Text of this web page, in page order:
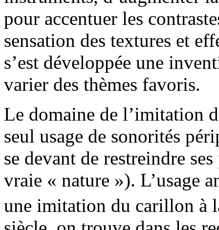
pour accentuer les
sensation des textures et
s’est développée une
varier des thèmes favoris.
Le domaine de l’imitation
seul usage de sonorités
se devant de restreindre
vraie « nature »). L’usage
une imitation du carillon à